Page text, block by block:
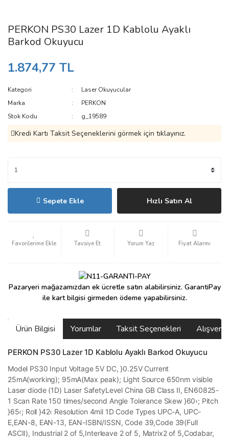
PERKON PS30 Lazer 1D Kablolu Ayaklı
Barkod Okuyucu
1.874,77 TL
Kategori
Laser Okuyucular
Marka
PERKON
Stok Kodu
g_19589
Kredi Kartı Taksit Seçeneklerini görmek için tıklayınız.
Sepete Ekle Hızlı Satın Al
Tavsiye Et Yorum Yaz Fiyat Alarmı
Pazaryeri mağazamızdan ek ücretle satın alabilirsiniz. GarantiPay
ile kart bilgisi girmeden ödeme yapabilirsiniz.
Ürün Bilgisi Yorumlar Taksit Seçenekleri
PERKON PS30 Lazer 1D Kablolu Ayaklı Barkod Okuyucu
Model PS30 Input Voltage 5V DC, }0.25V Current
25mA(working); 95mA(Max peak); Light Source 650nm visible
Laser diode (1D) Laser SafetyLevel China GB Class II, EN60825-
1 Scan Rate 150 times/second Angle Tolerance Skew }60‹; Pitch
}65‹; Roll }42‹ Resolution 4mil 1D Code Types UPC-A, UPC-
E,EAN-8, EAN-13, EAN-ISBN/ISSN, Code 39,Code 39(Full
ASCII), Industrial 2 of 5,Interleave 2 of 5, Matrix2 of 5,Codabar,